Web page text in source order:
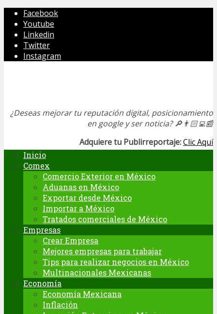
Facebook
Youtube
Linkedin
Twitter
Instagram
¿Deseas mejorar tu reputación digital, posicionamiento
en google y ser noticia?🔎👨🏻‍💻📰
Adquiere tu Publirreportaje:Clic Aquí
Inicio
Comex
Comercio Exterior en México
Aduanas en México
Exportar desde México
Importar a México
Tratados comerciales de México
Empresas
Crear Empresa
Mejores empresas para trabajar
Tips para realizar negocios en México
Multinacionales Mexicanas
Economía
Economía Mexicana
Inflación